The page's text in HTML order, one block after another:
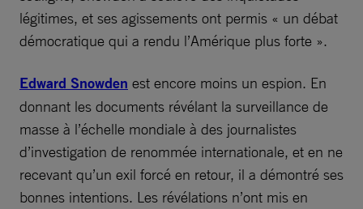
légitimes, et ses agissements ont permis « un débat
démocratique qui a rendu l’Amérique plus forte ».
Edward Snowden est encore moins un espion. En
donnant les documents révélant la surveillance de
masse à l’échelle mondiale à des journalistes
d’investigation de renommée internationale, et en ne
recevant qu’un exil forcé en retour, il a démontré ses
bonnes intentions. Les révélations n’ont mis en